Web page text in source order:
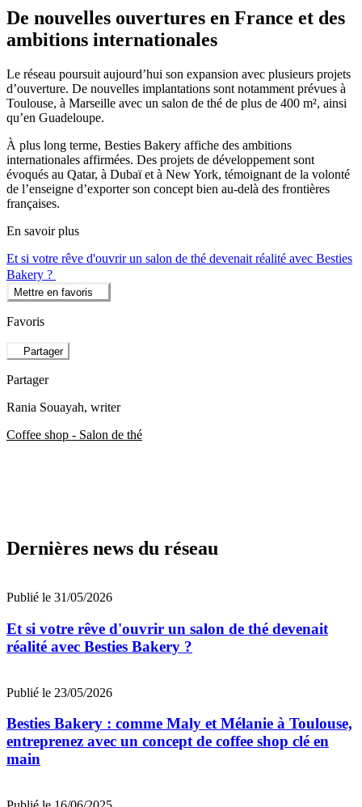
De nouvelles ouvertures en France et des
ambitions internationales
Le réseau poursuit aujourd’hui son expansion avec plusieurs projets
d’ouverture. De nouvelles implantations sont notamment prévues à
Toulouse, à Marseille avec un salon de thé de plus de 400 m², ainsi
qu’en Guadeloupe.
À plus long terme, Besties Bakery affiche des ambitions
internationales affirmées. Des projets de développement sont
évoqués au Qatar, à Dubaï et à New York, témoignant de la volonté
de l’enseigne d’exporter son concept bien au-delà des frontières
françaises.
En savoir plus
Et si votre rêve d'ouvrir un salon de thé devenait réalité avec Besties
Bakery ?
Mettre en favoris
Favoris
Partager
Partager
Rania Souayah, writer
Coffee shop - Salon de thé
Dernières news du réseau
Publié le 31/05/2026
Et si votre rêve d'ouvrir un salon de thé devenait
réalité avec Besties Bakery ?
Publié le 23/05/2026
Besties Bakery : comme Maly et Mélanie à Toulouse,
entreprenez avec un concept de coffee shop clé en
main